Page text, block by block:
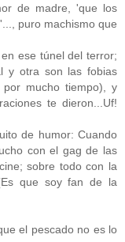
de madre, 'que los
puro machismo que
ese túnel del terror;
y otra son las fobias
mucho tiempo), y
te dieron...Uf!
de humor: Cuando
con el gag de las
sobre todo con la
que soy fan de la
el pescado no es lo